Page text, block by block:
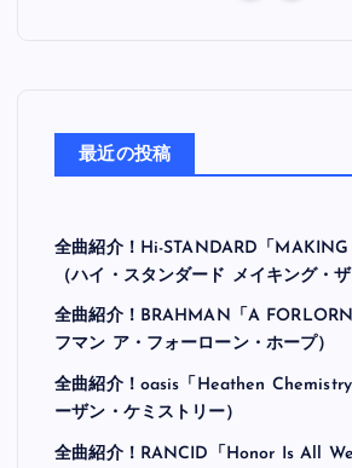
最近の投稿
全曲紹介！Hi-STANDARD「MAKING
（ハイ・スタンダード メイキング・ザ
全曲紹介！BRAHMAN「A
フマン ア・フォーローン・ホープ）
全曲紹介！oasis「Heathen
ーザン・ケミストリー）
全曲紹介！RANCID「Honor Is All